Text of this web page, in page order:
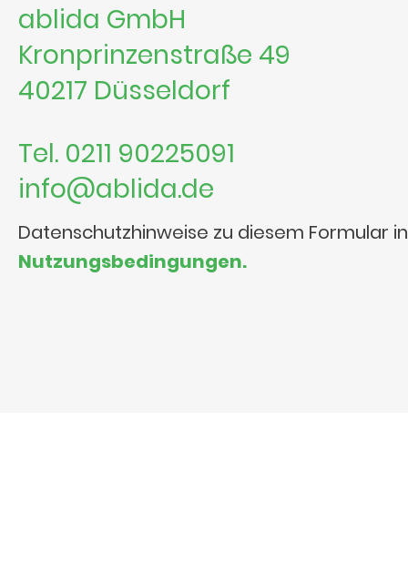
ablida GmbH
Kronprinzenstraße 49
40217 Düsseldorf
Tel. 0211 90225091
info@ablida.de
Datenschutzhinweise zu diesem Formular
Nutzungsbedingungen.